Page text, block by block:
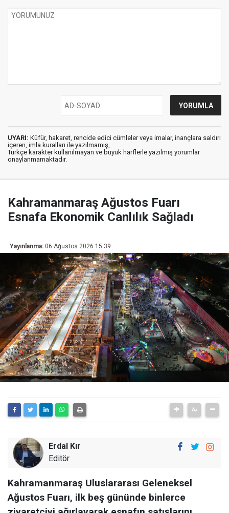
UYARI: Küfür, hakaret, rencide edici cümleler veya imalar, inançlara saldırı
içeren, imla kuralları ile yazılmamış,
Türkçe karakter kullanılmayan ve büyük harflerle yazılmış yorumlar
onaylanmamaktadır.
Kahramanmaraş Ağustos Fuarı
Esnafa Ekonomik Canlılık Sağladı
Yayınlanma: 06 Ağustos 2026 15:39
Erdal Kır
Editör
Kahramanmaraş Uluslararası Geleneksel
Ağustos Fuarı, ilk beş gününde binlerce